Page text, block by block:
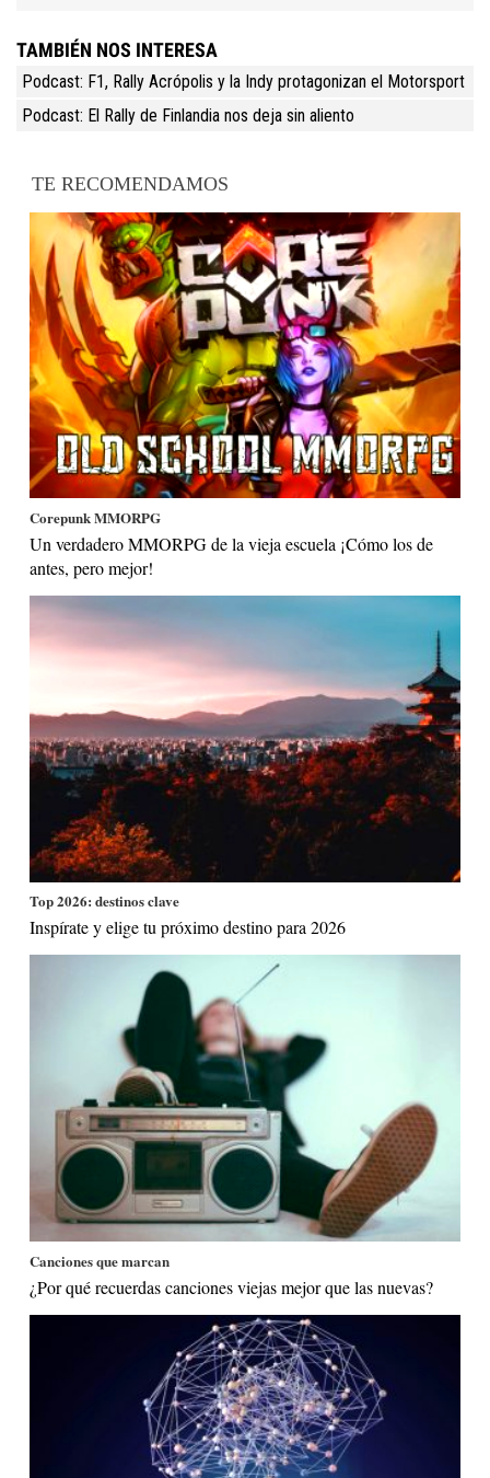
TAMBIÉN NOS INTERESA
Podcast: F1, Rally Acrópolis y la Indy protagonizan el Motorsport
Podcast: El Rally de Finlandia nos deja sin aliento
TE RECOMENDAMOS
Corepunk MMORPG
Un verdadero MMORPG de la vieja escuela ¡Cómo los de
antes, pero mejor!
Top 2026: destinos clave
Inspírate y elige tu próximo destino para 2026
Canciones que marcan
¿Por qué recuerdas canciones viejas mejor que las nuevas?